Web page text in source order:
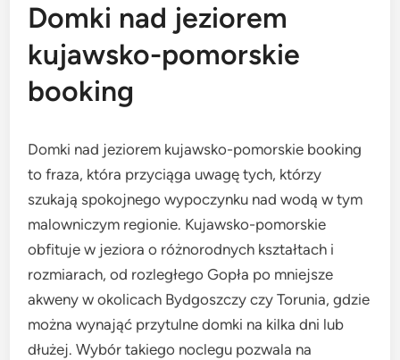
Domki nad jeziorem
kujawsko-pomorskie
booking
Domki nad jeziorem kujawsko-pomorskie booking
to fraza, która przyciąga uwagę tych, którzy
szukają spokojnego wypoczynku nad wodą w tym
malowniczym regionie. Kujawsko-pomorskie
obfituje w jeziora o różnorodnych kształtach i
rozmiarach, od rozległego Gopła po mniejsze
akweny w okolicach Bydgoszczy czy Torunia, gdzie
można wynająć przytulne domki na kilka dni lub
dłużej. Wybór takiego noclegu pozwala na